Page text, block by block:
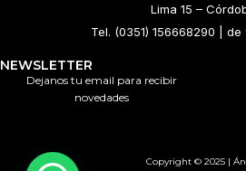
Lima 15 –
Tel. (0351) 156668290 | de
NEWSLETTER
Dejanos tu email para recibir
novedades
Copyright © 2025 |